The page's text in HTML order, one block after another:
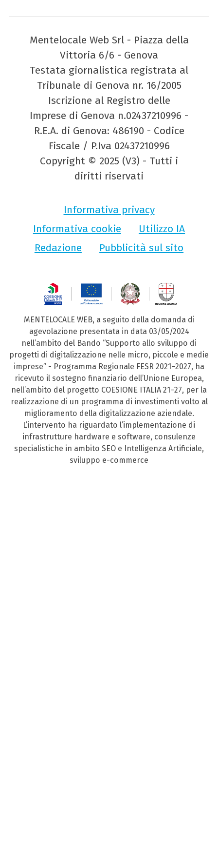
Mentelocale Web Srl - Piazza della
Vittoria 6/6 - Genova
Testata giornalistica registrata al
Tribunale di Genova nr. 16/2005
Iscrizione al Registro delle
Imprese di Genova n.02437210996 -
R.E.A. di Genova: 486190 - Codice
Fiscale / P.Iva 02437210996
Copyright © 2025 (V3) - Tutti i
diritti riservati
Informativa privacy
Informativa cookie
Utilizzo IA
Redazione
Pubblicità sul sito
MENTELOCALE WEB, a seguito della domanda di
agevolazione presentata in data 03/05/2024
nell’ambito del Bando “Supporto allo sviluppo di
progetti di digitalizzazione nelle micro, piccole e medie
imprese” - Programma Regionale FESR 2021–2027, ha
ricevuto il sostegno finanziario dell’Unione Europea,
nell’ambito del progetto COESIONE ITALIA 21–27, per la
realizzazione di un programma di investimenti volto al
miglioramento della digitalizzazione aziendale.
L’intervento ha riguardato l’implementazione di
infrastrutture hardware e software, consulenze
specialistiche in ambito SEO e Intelligenza Artificiale,
sviluppo e-commerce